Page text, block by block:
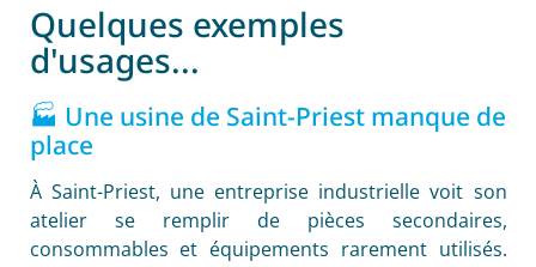
Quelques exemples
d'usages...
🏭 Une usine de Saint-Priest manque de
place
À Saint-Priest, une entreprise industrielle voit son
atelier se remplir de pièces secondaires,
consommables et équipements rarement utilisés.